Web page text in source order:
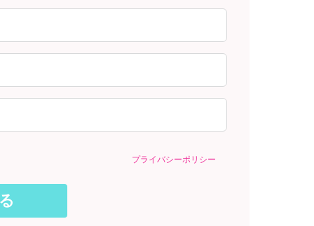
プライバシーポリシー